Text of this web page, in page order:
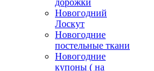
дорожки
Новогодний
Лоскут
Новогодние
постельные ткани
Новогодние
купоны ( на